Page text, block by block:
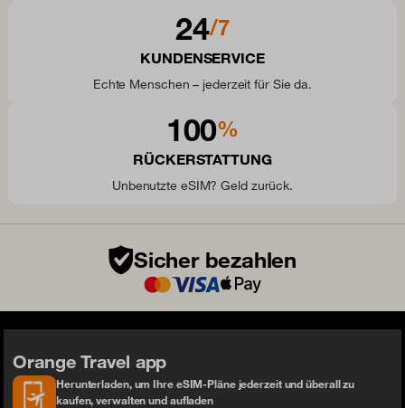
24/7
KUNDENSERVICE
Echte Menschen – jederzeit für Sie da.
100%
RÜCKERSTATTUNG
Unbenutzte eSIM? Geld zurück.
Sicher bezahlen
Orange Travel app
Herunterladen, um Ihre eSIM-Pläne jederzeit und überall zu
kaufen, verwalten und aufladen